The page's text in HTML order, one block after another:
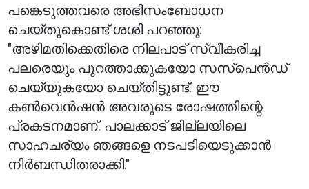
പങ്കെടുത്തവരെ അഭിസംബോധന
ചെയ്തുകൊണ്ട് ശശി പറഞ്ഞു:
"അഴിമതിക്കെതിരെ നിലപാട് സ്വീകരിച്ച
പലരെയും പുറത്താക്കുകയോ സസ്‌പെൻഡ്
ചെയ്യുകയോ ചെയ്തിട്ടുണ്ട്. ഈ
കൺവെൻഷൻ അവരുടെ രോഷത്തിന്റെ
പ്രകടനമാണ്. പാലക്കാട് ജില്ലയിലെ
സാഹചര്യം ഞങ്ങളെ നടപടിയെടുക്കാൻ
നിർബന്ധിതരാക്കി."